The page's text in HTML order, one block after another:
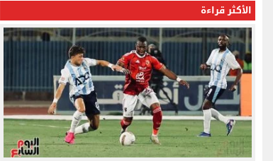
الأكثر قراءة